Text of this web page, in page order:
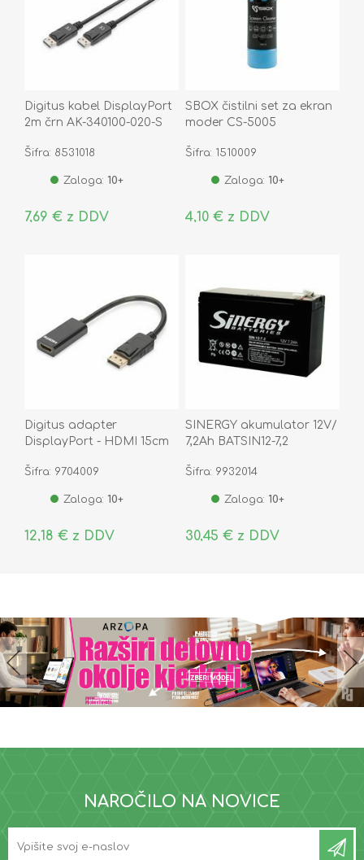
Digitus kabel DisplayPort
2m črn AK-340100-020-S
Šifra: 8531018
Zaloga: 10+
7,69 € z DDV
SBOX čistilni set za ekran
moder CS-5005
Šifra: 1510009
Zaloga: 10+
4,10 € z DDV
Digitus adapter
DisplayPort - HDMI 15cm
Šifra: 9704009
Zaloga: 10+
12,18 € z DDV
SINERGY akumulator 12V/
7,2Ah BATSIN12-7,2
Šifra: 9932014
Zaloga: 10+
30,45 € z DDV
NAROČILO NA NOVICE